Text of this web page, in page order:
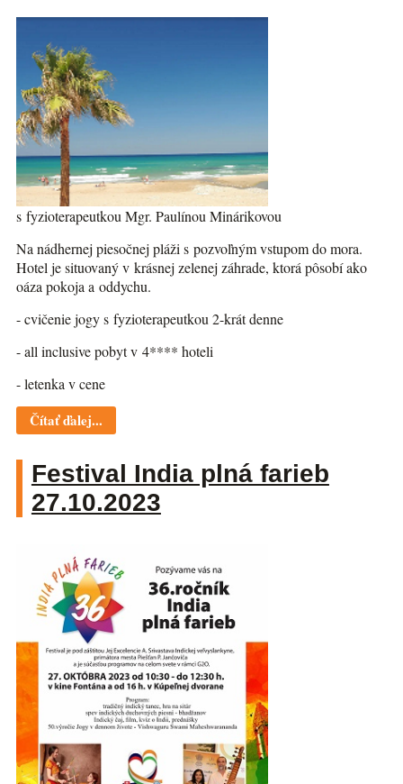
s fyzioterapeutkou Mgr. Paulínou Minárikovou
Na nádhernej piesočnej pláži s pozvoľným vstupom do mora.
Hotel je situovaný v krásnej zelenej záhrade, ktorá pôsobí ako
oáza pokoja a oddychu.
- cvičenie jogy s fyzioterapeutkou 2-krát denne
- all inclusive pobyt v 4**** hoteli
- letenka v cene
Čítať ďalej...
Festival India plná farieb
27.10.2023